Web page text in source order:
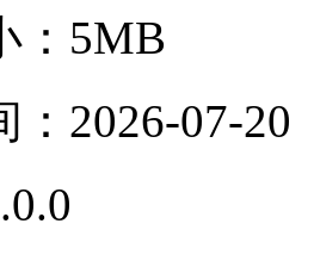
5MB
2026-07-20